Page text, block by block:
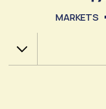
MARKETS
Χ.Α.